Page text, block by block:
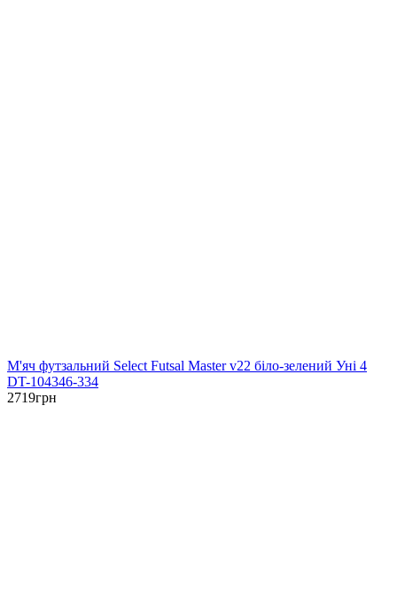
М'яч футзальний Select Futsal Master v22 біло-зелений Уні 4
DT-104346-334
2719грн